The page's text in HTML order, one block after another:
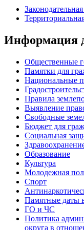
Информация
Общественные
Памятки для
Национальные
Правила
Выявление
Свободные
Бюджет для
Социальная
Образование
Культура
Молодежная
Спорт
Памятные даты
ГО и ЧС
Политика
округа в